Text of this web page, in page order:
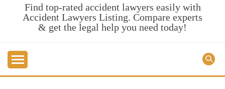
Find top-rated accident lawyers easily with
Accident Lawyers Listing. Compare experts
& get the legal help you need today!